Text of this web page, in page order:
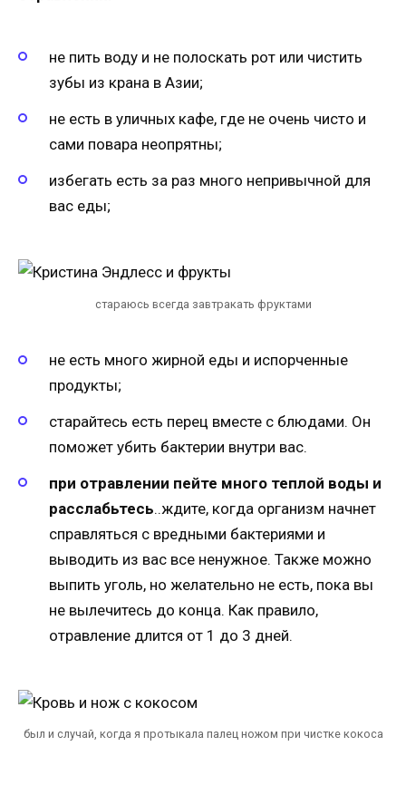
не пить воду и не полоскать рот или чистить
зубы из крана в Азии;
не есть в уличных кафе, где не очень чисто и
сами повара неопрятны;
избегать есть за раз много непривычной для
вас еды;
стараюсь всегда завтракать фруктами
не есть много жирной еды и испорченные
продукты;
старайтесь есть перец вместе с блюдами. Он
поможет убить бактерии внутри вас.
при отравлении пейте много теплой воды и
расслабьтесь..ждите, когда организм начнет
справляться с вредными бактериями и
выводить из вас все ненужное. Также можно
выпить уголь, но желательно не есть, пока вы
не вылечитесь до конца. Как правило,
отравление длится от 1 до 3 дней.
был и случай, когда я протыкала палец ножом при чистке кокоса